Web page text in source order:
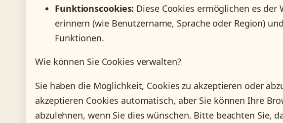
Funktionscookies: Diese Cookies ermöglichen es der
erinnern (wie Benutzername, Sprache oder Region)
Funktionen.
Wie können Sie Cookies verwalten?
Sie haben die Möglichkeit, Cookies zu akzeptieren oder
akzeptieren Cookies automatisch, aber Sie können Ihre
abzulehnen, wenn Sie dies wünschen. Bitte beachten Sie,